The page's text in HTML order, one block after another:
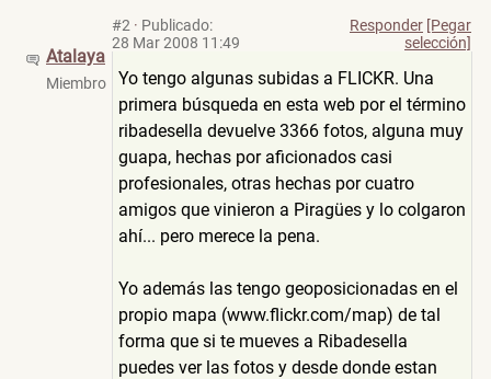
Atalaya
Miembro
#2 · Publicado:
28 Mar 2008 11:49
Responder [Pegar
selección]
Yo tengo algunas subidas a FLICKR. Una
primera búsqueda en esta web por el término
ribadesella devuelve 3366 fotos, alguna muy
guapa, hechas por aficionados casi
profesionales, otras hechas por cuatro
amigos que vinieron a Piragües y lo colgaron
ahí... pero merece la pena.
Yo además las tengo geoposicionadas en el
propio mapa (www.flickr.com/map) de tal
forma que si te mueves a Ribadesella
puedes ver las fotos y desde donde estan